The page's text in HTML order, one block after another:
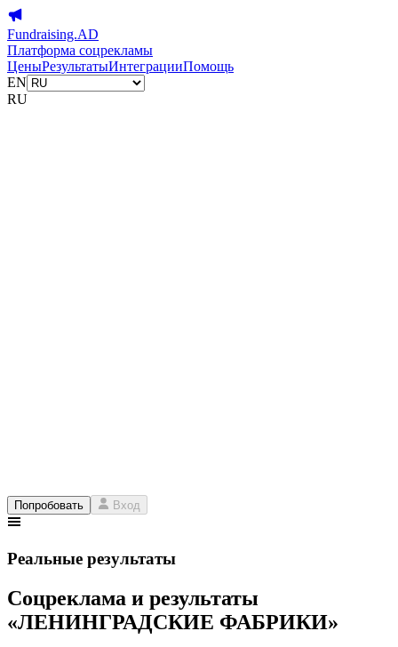
Fundraising.AD
Платформа соцрекламы
ЦеныРезультатыИнтеграцииПомощь
EN
RU
Попробовать Вход
Реальные результаты
Соцреклама и результаты
«ЛЕНИНГРАДСКИЕ ФАБРИКИ»